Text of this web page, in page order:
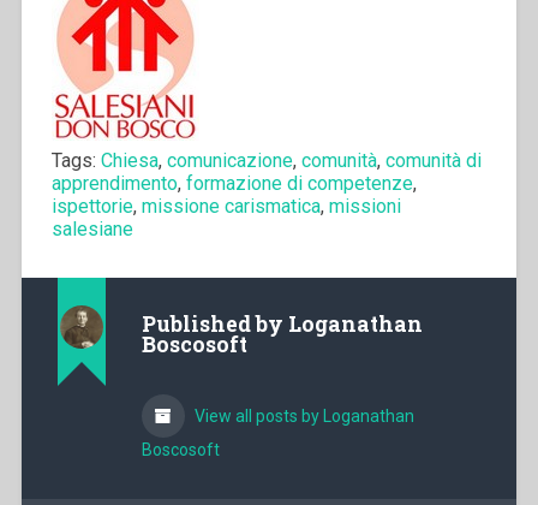
Tags: Chiesa, comunicazione, comunità, comunità di
apprendimento, formazione di competenze,
ispettorie, missione carismatica, missioni
salesiane
Published by Loganathan
Boscosoft
View all posts by Loganathan
Boscosoft